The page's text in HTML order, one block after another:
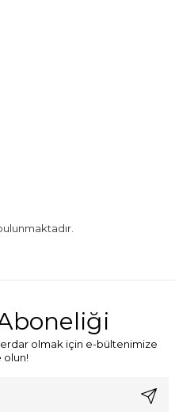
olmak için e-bültenimize
olun!